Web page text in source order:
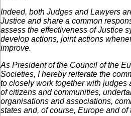
Indeed, both Judges and Lawyers
Justice and share a common
assess the effectiveness of Justice
develop actions, joint actions
improve.
As President of the Council of the
Societies, I hereby reiterate the
to closely work together with judges
of citizens and communities,
organisations and associations,
states and, of course, Europe and